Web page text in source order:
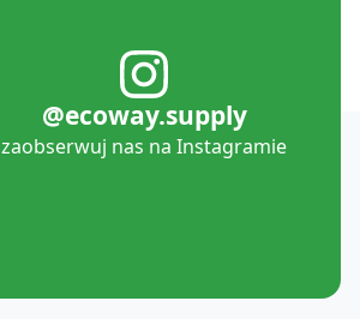
@ecoway.supply
zaobserwuj nas na Instagramie